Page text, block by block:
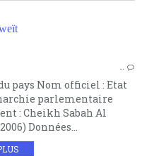
…
pays Nom officiel : Etat
parlementaire
: Cheikh Sabah Al
Données...